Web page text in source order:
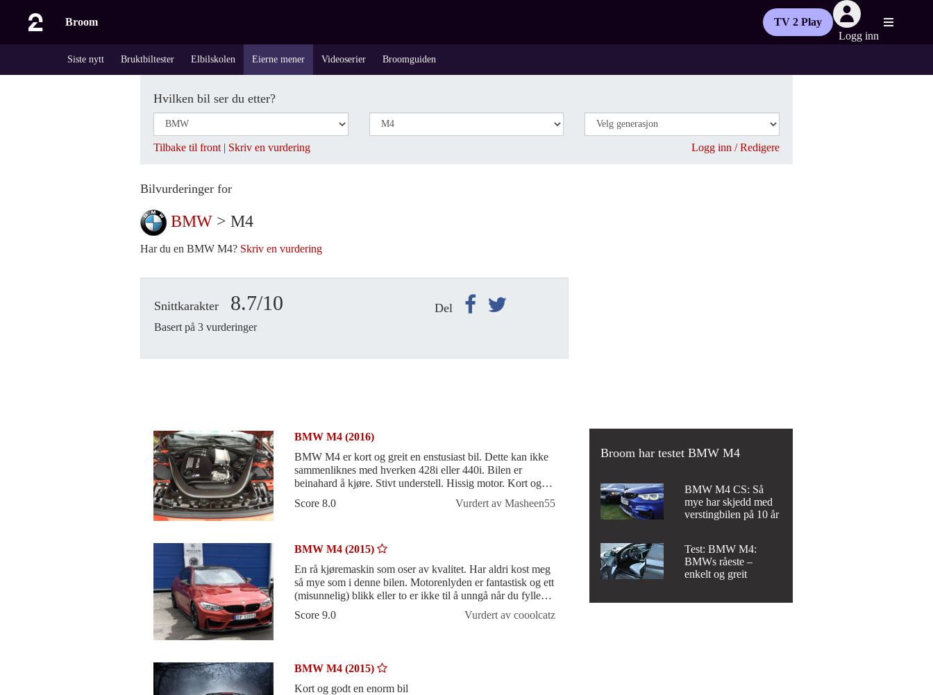
Broom
TV 2 Play
Logg inn
Siste nytt Bruktbiltester Elbilskolen Eierne mener Videoserier Broomguiden
Hvilken bil ser du etter?
Tilbake til front | Skriv en vurdering Logg inn / Redigere
Bilvurderinger for
BMW > M4
Har du en BMW M4? Skriv en vurdering
Snittkarakter 8.7/10
Basert på 3 vurderinger
Del
BMW M4 (2016)
BMW M4 er kort og greit en enstusiast bil. Dette kan ikke
sammenliknes med hverken 428i eller 440i. Bilen er
beinahard å kjøre. Stivt understell. Hissig motor. Kort og
Score 8.0 Vurdert av Masheen55
BMW M4 (2015)
En rå kjøremaskin som oser av kvalitet. Har aldri kost meg
så mye som i denne bilen. Motorenlyden er fantastisk og ett
(misunnelig) blikk eller to er ikke til å unngå når du fyller
drivstoff ell
Score 9.0 Vurdert av cooolcatz
BMW M4 (2015)
Kort og godt en enorm bil
Broom har testet BMW M4
BMW M4 CS: Så
mye har skjedd med
verstingbilen på 10 år
Test: BMW M4:
BMWs råeste –
enkelt og greit